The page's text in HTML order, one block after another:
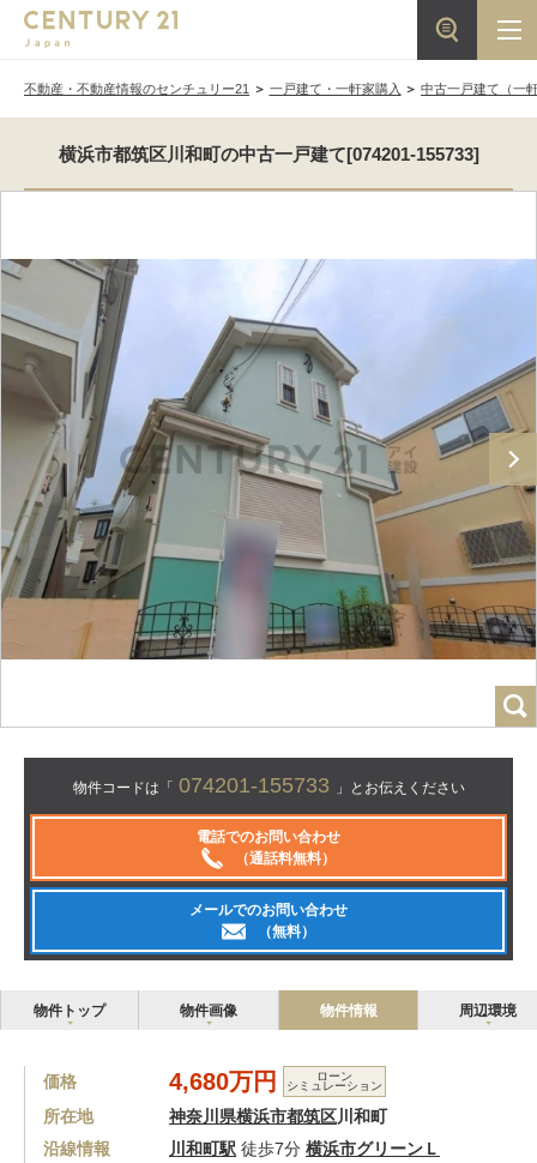
不動産・不動産情報のセンチュリー21 一戸建て・一軒家購入 中古一戸建て（一
横浜市都筑区川和町の中古一戸建て[074201-155733]
物件コードは「 074201-155733 」とお伝えください
電話でのお問い合わせ
（通話料無料）
メールでのお問い合わせ
（無料）
物件トップ 物件画像 物件情報 周辺環境
価格 4,680万円 ローン
シミュレーション
所在地 神奈川県横浜市都筑区川和町
沿線情報
川和町駅 徒歩7分 横浜市グリーンＬ